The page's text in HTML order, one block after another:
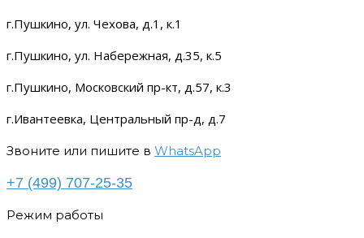
г.Пушкино, ул. Чехова, д.1, к.1
г.Пушкино, ул. Набережная, д.35, к.5
г.Пушкино, Московский пр-кт, д.57, к.3
г.Ивантеевка, Центральный пр-д, д.7
Звоните или пишите в WhatsApp
+7 (499) 707-25-35
Режим работы